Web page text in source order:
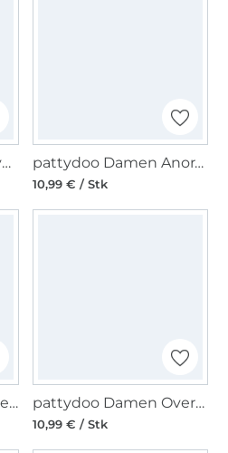
pattydoo Damen Troyer Tabea Papierschnittmuster pattydoo Damen Anorak Skylar Papierschnittmuster
10,99 € / Stk
pattydoo Damen Jerseykleid Adriana Papierschnittmuster pattydoo Damen Oversize Hoodie Lauryn Papierschnittmuster
10,99 € / Stk